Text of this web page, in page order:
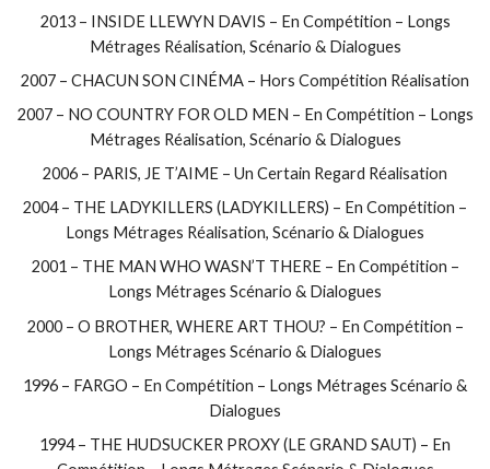
2013 – INSIDE LLEWYN DAVIS – En Compétition – Longs
Métrages Réalisation, Scénario & Dialogues
2007 – CHACUN SON CINÉMA – Hors Compétition Réalisation
2007 – NO COUNTRY FOR OLD MEN – En Compétition – Longs
Métrages Réalisation, Scénario & Dialogues
2006 – PARIS, JE T’AIME – Un Certain Regard Réalisation
2004 – THE LADYKILLERS (LADYKILLERS) – En Compétition –
Longs Métrages Réalisation, Scénario & Dialogues
2001 – THE MAN WHO WASN’T THERE – En Compétition –
Longs Métrages Scénario & Dialogues
2000 – O BROTHER, WHERE ART THOU? – En Compétition –
Longs Métrages Scénario & Dialogues
1996 – FARGO – En Compétition – Longs Métrages Scénario &
Dialogues
1994 – THE HUDSUCKER PROXY (LE GRAND SAUT) – En